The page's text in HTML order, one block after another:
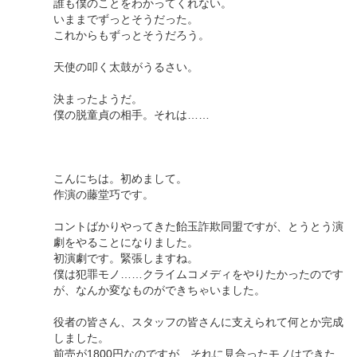
誰も僕のことをわかってくれない。
いままでずっとそうだった。
これからもずっとそうだろう。
天使の叩く太鼓がうるさい。
決まったようだ。
僕の脱童貞の相手。それは……
こんにちは。初めまして。
作演の藤堂巧です。
コントばかりやってきた飴玉詐欺同盟ですが、とうとう演
劇をやることになりました。
初演劇です。緊張しますね。
僕は犯罪モノ……クライムコメディをやりたかったのです
が、なんか変なものができちゃいました。
役者の皆さん、スタッフの皆さんに支えられて何とか完成
しました。
前売が1800円なのですが、それに見合ったモノはできた